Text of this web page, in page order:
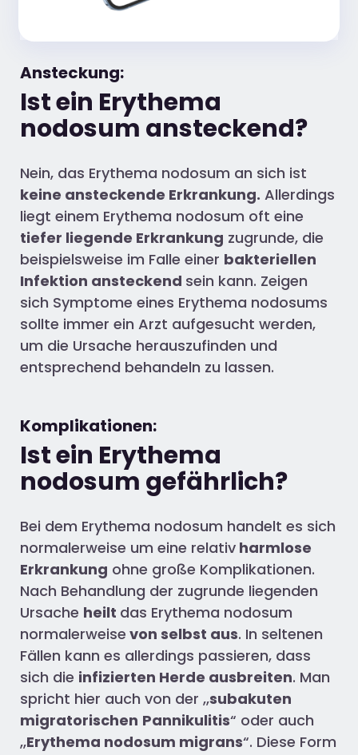
Ansteckung:
Ist ein Erythema
nodosum ansteckend?
Nein, das Erythema nodosum an sich ist
keine ansteckende Erkrankung. Allerdings
liegt einem Erythema nodosum oft eine
tiefer liegende Erkrankung zugrunde, die
beispielsweise im Falle einer bakteriellen
Infektion ansteckend sein kann. Zeigen
sich Symptome eines Erythema nodosums
sollte immer ein Arzt aufgesucht werden,
um die Ursache herauszufinden und
entsprechend behandeln zu lassen.
Komplikationen:
Ist ein Erythema
nodosum gefährlich?
Bei dem Erythema nodosum handelt es sich
normalerweise um eine relativ harmlose
Erkrankung ohne große Komplikationen.
Nach Behandlung der zugrunde liegenden
Ursache heilt das Erythema nodosum
normalerweise von selbst aus. In seltenen
Fällen kann es allerdings passieren, dass
sich die infizierten Herde ausbreiten. Man
spricht hier auch von der ,,subakuten
migratorischen Pannikulitis“ oder auch
,,Erythema nodosum migrans“. Diese Form